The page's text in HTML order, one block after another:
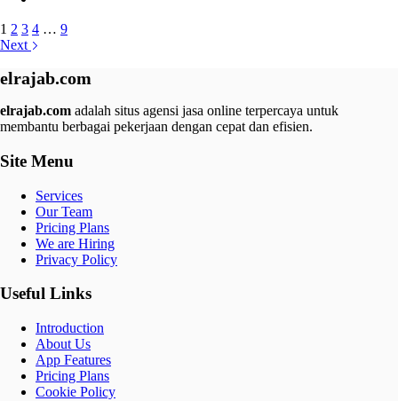
1 2 3 4 … 9
Next
elrajab.com
elrajab.com adalah situs agensi jasa online terpercaya untuk
membantu berbagai pekerjaan dengan cepat dan efisien.
Site Menu
Services
Our Team
Pricing Plans
We are Hiring
Privacy Policy
Useful Links
Introduction
About Us
App Features
Pricing Plans
Cookie Policy